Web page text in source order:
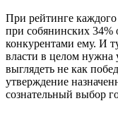
При рейтинге
при собянинских 34%
конкурентами ему. И
власти в целом нужна
выглядеть не как
утверждение
сознательный выбор